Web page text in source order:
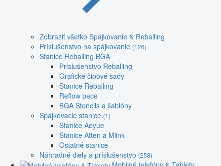
Zobraziť všetko Spájkovanie & Reballing
Príslušenstvo na spájkovanie (126)
Stanice Reballing BGA
Príslušenstvo Reballing
Grafické čipové sady
Stanice Reballing
Reflow pece
BGA Stencils a šablóny
Spájkovacie stanice (1)
Stanice Aoyue
Stanice Atten a Mlink
Ostatné stanice
Náhradné diely a príslušenstvo (258)